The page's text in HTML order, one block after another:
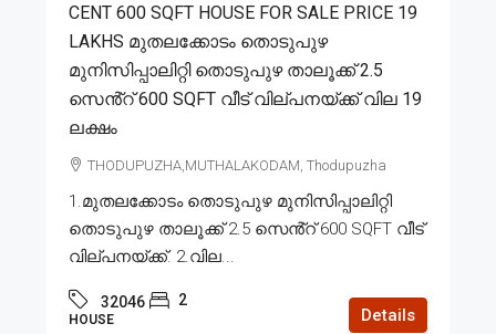
CENT 600 SQFT HOUSE FOR SALE PRICE 19
LAKHS മുതലക്കോടം തൊടുപുഴ
മുനിസിപ്പാലിറ്റി തൊടുപുഴ താലൂക്ക് 2.5
സെൻ്റ് 600 SQFT വീട് വില്പനയ്ക്ക് വില 19
ലക്ഷം
THODUPUZHA,MUTHALAKODAM, Thodupuzha
1.മുതലക്കോടം തൊടുപുഴ മുനിസിപ്പാലിറ്റി
തൊടുപുഴ താലൂക്ക് 2.5 സെൻ്റ് 600 SQFT വീട്
വില്പനയ്ക്ക്. 2.വില...
32046 2
HOUSE Details